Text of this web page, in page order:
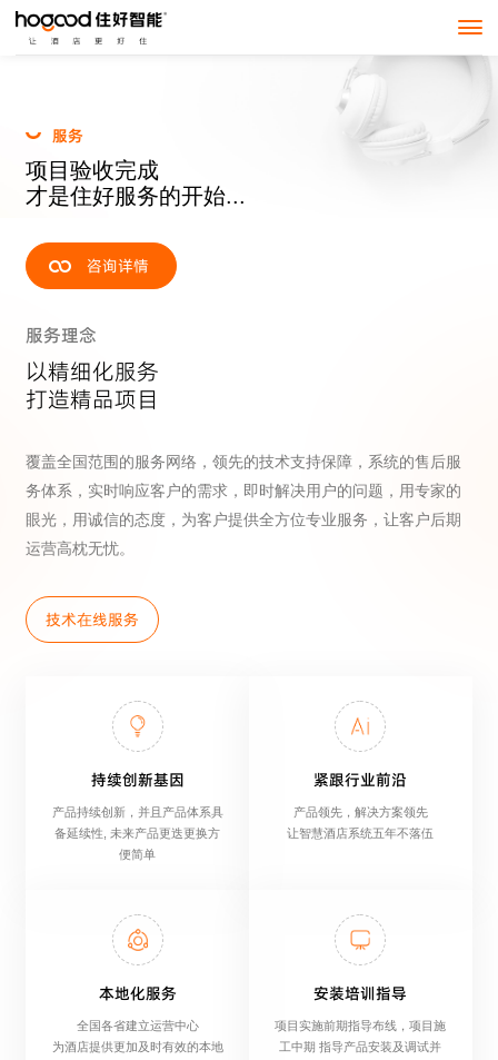
服务
项 目验收完成
才是住好服务的开始...
咨询详情
服务理念
以精细化服务
打造精品项目
覆盖全国范围的服务网络，领先的技术支持保障，系统的售后服
务体系，实时响应客户的需求，即时解决用户的问题，用专家的
眼光，用诚信的态度，为客户提供全方位专业服务，让客户后期
运营高枕无忧。
技术在线服务
持续创新基因
产品持续创新，并且产品体系具
备延续性, 未来产品更迭更换方
便简单
紧跟行业前沿
产品领先，解决方案领先
让智慧酒店系统五年不落伍
本地化服务
全国各省建立运营中心
为酒店提供更加及时有效的本地
安装培训指导
项目实施前期指导布线，项目施
工中期 指导产品安装及调试并
提交留言